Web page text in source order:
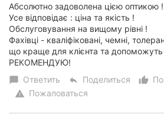
Абсолютно задоволена цією оптикою !
Усе відповідає : ціна та якість !
Обслуговування на вищому рівні !
Фахівці - кваліфіковані, чемні,
що краще для клієнта та допоможуть
РЕКОМЕНДУЮ!
chat_bubble Ответить reply Поделиться
warning Пожаловаться